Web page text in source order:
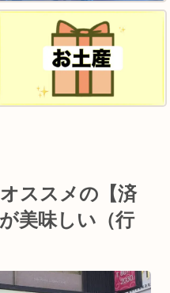
ススメの【済
美味しい（行